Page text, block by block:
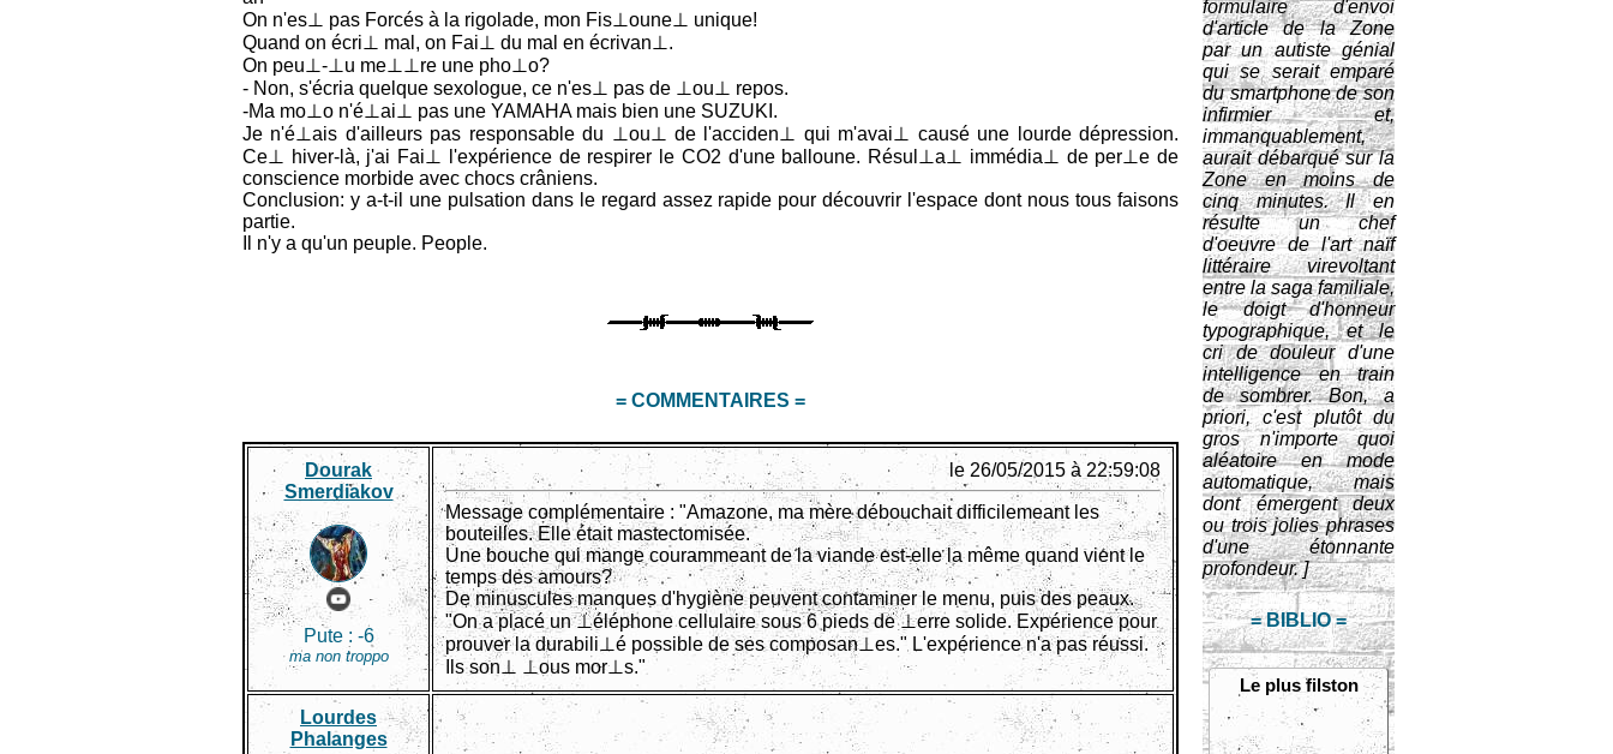
formulaire d'envoi
d'article de la Zone
par un autiste génial
qui se serait emparé
du smartphone de son
infirmier et,
immanquablement,
aurait débarqué sur la
Zone en moins de
cinq minutes. Il en
résulte un chef
d'oeuvre de l'art naïf
littéraire virevoltant
entre la saga familiale,
le doigt d'honneur
typographique, et le
cri de douleur d'une
intelligence en train
de sombrer. Bon, a
priori, c'est plutôt du
gros n'importe quoi
aléatoire en mode
automatique, mais
dont émergent deux
ou trois jolies phrases
d'une étonnante
profondeur. ]
= BIBLIO =
Le plus filston
On n'es⊥ pas Forcés à la rigolade, mon Fis⊥oune⊥ unique!
Quand on écri⊥ mal, on Fai⊥ du mal en écrivan⊥.
On peu⊥-⊥u me⊥⊥re une pho⊥o?
- Non, s'écria quelque sexologue, ce n'es⊥ pas de ⊥ou⊥ repos.
-Ma mo⊥o n'é⊥ai⊥ pas une YAMAHA mais bien une SUZUKI.
Je n'é⊥ais d'ailleurs pas responsable du ⊥ou⊥ de l'acciden⊥ qui m'avai⊥ causé une lourde dépression.
Ce⊥ hiver-là, j'ai Fai⊥ l'expérience de respirer le CO2 d'une balloune. Résul⊥a⊥ immédia⊥ de per⊥e de
conscience morbide avec chocs crâniens.
Conclusion: y a-t-il une pulsation dans le regard assez rapide pour découvrir l'espace dont nous tous faisons
partie.
Il n'y a qu'un peuple. People.
= COMMENTAIRES =
Dourak
Smerdiakov
Pute : -6
ma non troppo
le 26/05/2015 à 22:59:08
Message complémentaire : "Amazone, ma mère débouchait difficilemeant les
bouteilles. Elle était mastectomisée.
Une bouche qui mange courammeant de la viande est-elle la même quand vient le
temps des amours?
De minuscules manques d'hygiène peuvent contaminer le menu, puis des peaux.
"On a placé un ⊥éléphone cellulaire sous 6 pieds de ⊥erre solide. Expérience pour
prouver la durabili⊥é possible de ses composan⊥es." L'expérience n'a pas réussi.
Ils son⊥ ⊥ous mor⊥s."
Lourdes
Phalanges